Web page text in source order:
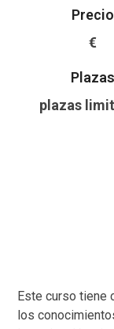
Precio
€
Plazas
plazas
Este curso tiene
los